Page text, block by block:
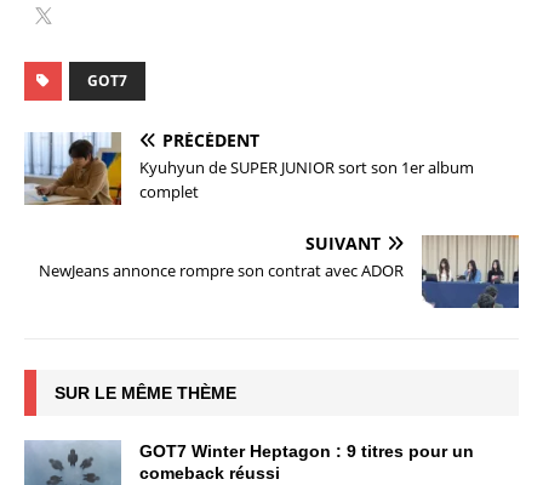
GOT7
PRÉCÉDENT
Kyuhyun de SUPER JUNIOR sort son 1er album
complet
SUIVANT
NewJeans annonce rompre son contrat avec ADOR
SUR LE MÊME THÈME
GOT7 Winter Heptagon : 9 titres pour un
comeback réussi